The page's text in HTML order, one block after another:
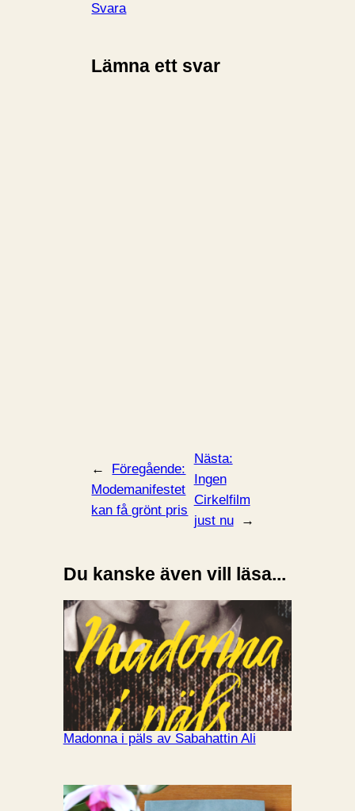
Svara
Lämna ett svar
←
Föregående:
Modemanifestet
kan få grönt pris
Nästa:
Ingen
Cirkelfilm
just nu
→
Du kanske även vill läsa...
Madonna i päls av Sabahattin Ali